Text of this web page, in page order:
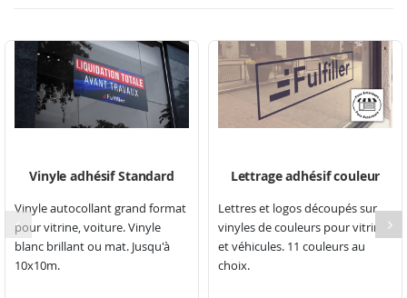
Vinyle adhésif Standard
Vinyle autocollant grand format
pour vitrine, voiture. Vinyle
blanc brillant ou mat. Jusqu'à
10x10m.
Lettrage adhésif couleur
Lettres et logos découpés sur
vinyles de couleurs pour vitrine
et véhicules. 11 couleurs au
choix.